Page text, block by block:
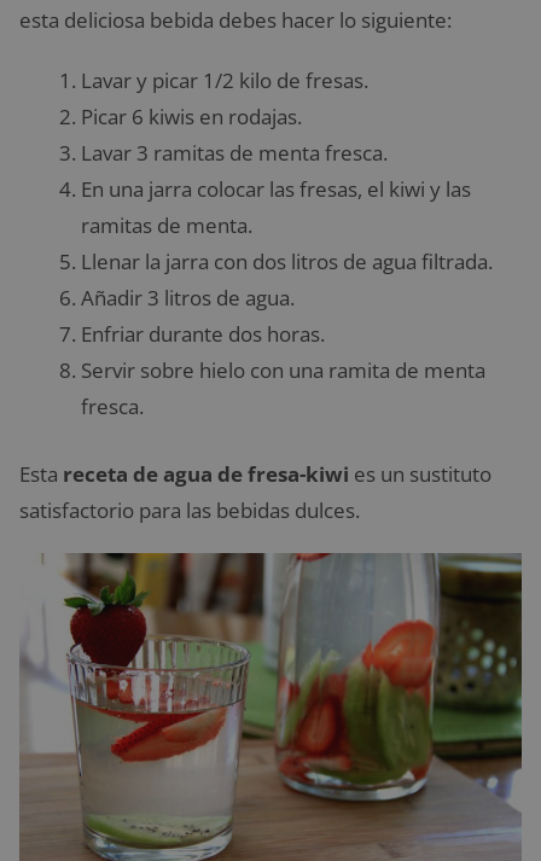
esta deliciosa bebida debes hacer lo siguiente:
Lavar y picar 1/2 kilo de fresas.
Picar 6 kiwis en rodajas.
Lavar 3 ramitas de menta fresca.
En una jarra colocar las fresas, el kiwi y las
ramitas de menta.
Llenar la jarra con dos litros de agua filtrada.
Añadir 3 litros de agua.
Enfriar durante dos horas.
Servir sobre hielo con una ramita de menta
fresca.
Esta receta de agua de fresa-kiwi es un sustituto
satisfactorio para las bebidas dulces.